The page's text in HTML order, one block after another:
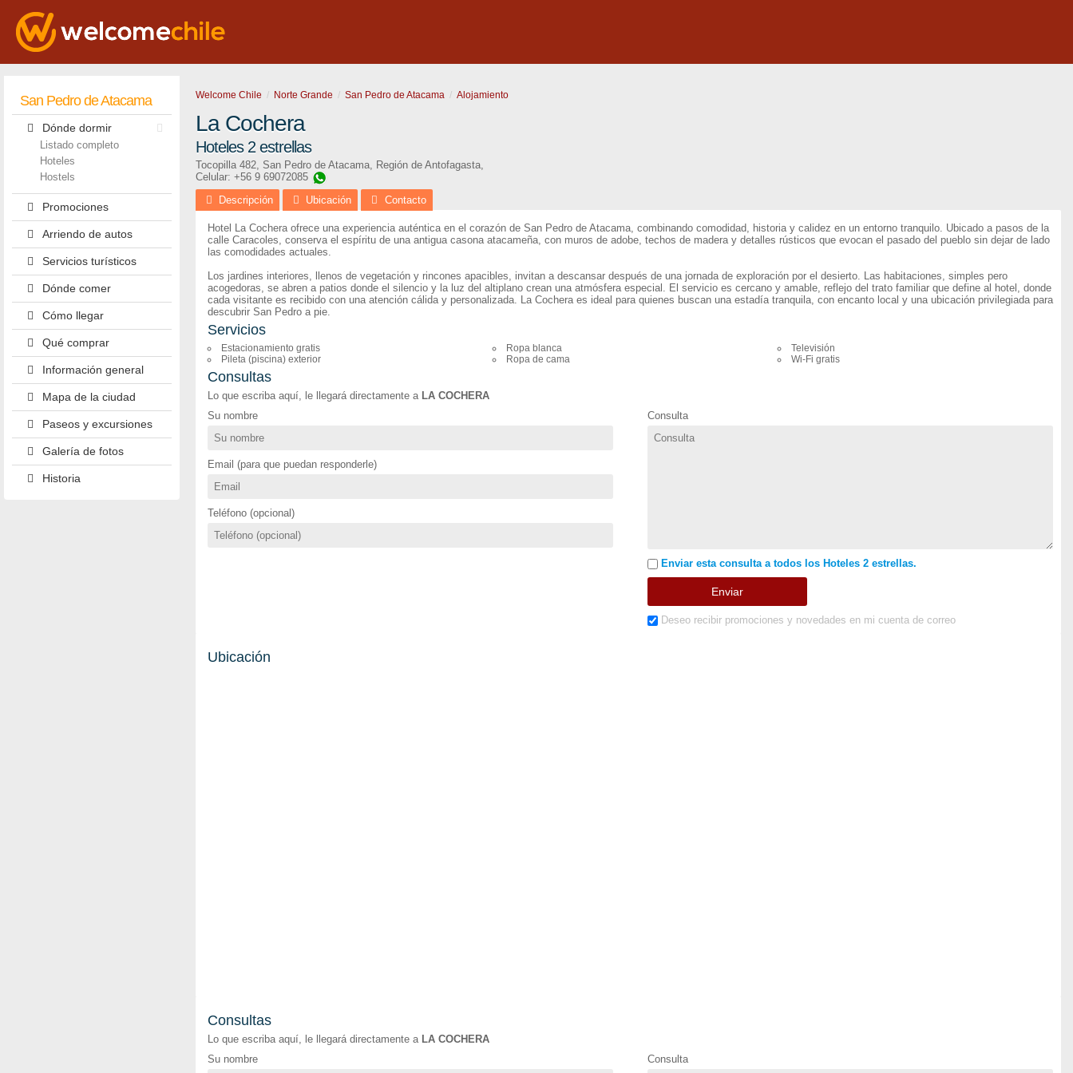
San Pedro de Atacama
Dónde dormir
Listado completo
Hoteles
Hostels
Promociones
Arriendo de autos
Servicios turísticos
Dónde comer
Cómo llegar
Qué comprar
Información general
Mapa de la ciudad
Paseos y excursiones
Galería de fotos
Historia
Welcome Chile Norte Grande San Pedro de Atacama Alojamiento
La Cochera
Hoteles 2 estrellas
Tocopilla 482, San Pedro de Atacama, Región de Antofagasta,
Celular: +56 9 69072085
Descripción
Ubicación Contacto
Hotel La Cochera ofrece una experiencia auténtica en el corazón de San Pedro de Atacama, combinando comodidad, historia y calidez en un entorno tranquilo. Ubicado a pasos de la
calle Caracoles, conserva el espíritu de una antigua casona atacameña, con muros de adobe, techos de madera y detalles rústicos que evocan el pasado del pueblo sin dejar de lado
las comodidades actuales.
Los jardines interiores, llenos de vegetación y rincones apacibles, invitan a descansar después de una jornada de exploración por el desierto. Las habitaciones, simples pero
acogedoras, se abren a patios donde el silencio y la luz del altiplano crean una atmósfera especial. El servicio es cercano y amable, reflejo del trato familiar que define al hotel, donde
cada visitante es recibido con una atención cálida y personalizada. La Cochera es ideal para quienes buscan una estadía tranquila, con encanto local y una ubicación privilegiada para
descubrir San Pedro a pie.
Servicios
Estacionamiento gratis
Pileta (piscina) exterior
Ropa blanca
Ropa de cama
Televisión
Wi-Fi gratis
Consultas
Lo que escriba aquí, le llegará directamente a LA COCHERA
Su nombre
Email (para que puedan responderle)
Teléfono (opcional)
Consulta
Enviar esta consulta a todos los Hoteles 2 estrellas.
Deseo recibir promociones y novedades en mi cuenta de correo
Ubicación
Consultas
Lo que escriba aquí, le llegará directamente a LA COCHERA
Su nombre
Consulta